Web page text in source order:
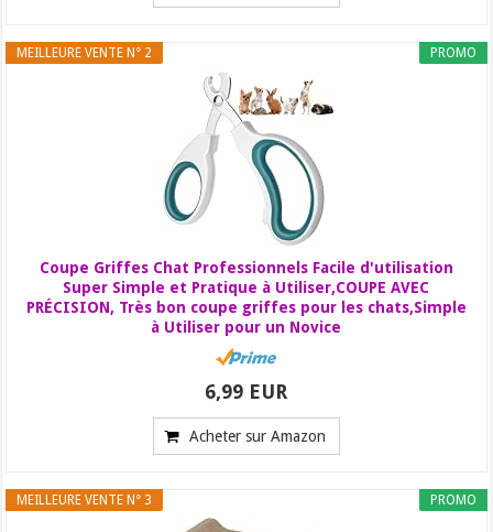
PROMO
MEILLEURE VENTE N° 2
Coupe Griffes Chat Professionnels Facile d'utilisation
Super Simple et Pratique à Utiliser,COUPE AVEC
PRÉCISION, Très bon coupe griffes pour les chats,Simple
à Utiliser pour un Novice
6,99 EUR
Acheter sur Amazon
PROMO
MEILLEURE VENTE N° 3